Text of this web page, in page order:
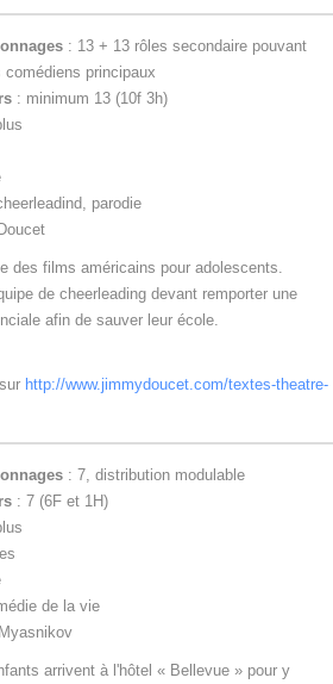
: 13 + 13 rôles secondaire pouvant
principaux
: minimum 13 (10f 3h)
parodie
des films américains pour adolescents.
de cheerleading devant remporter une
afin de sauver leur école.
http://www.jimmydoucet.com/textes-theatre-
: 7, distribution modulable
: 7 (6F et 1H)
de la vie
arrivent à l'hôtel « Bellevue » pour y